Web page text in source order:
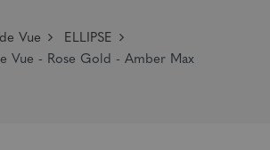
Vue
ELLIPSE
Vue - Rose Gold - Amber Max